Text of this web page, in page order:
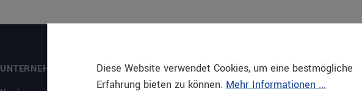
UNTERNEHMEN SERVICE ONLINESHOP
Diese Website verwendet Cookies, um eine bestmögliche
Erfahrung bieten zu können. Mehr Informationen ...